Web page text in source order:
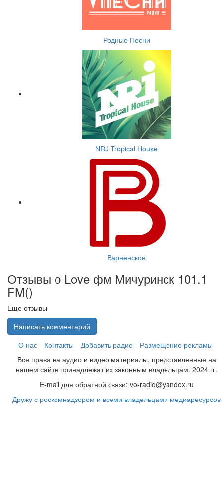
Родные Песни
NRJ Tropical House
Варненское
Отзывы о Love фм Мичуринск 101.1
FM()
Еще отзывы
Написать комментарий
О нас
Контакты Добавить радио
Размещение рекламы
Все права на аудио и видео материалы, представленные на
нашем сайте принадлежат их законным владельцам. 2024 гг.
E-mail для обратной связи: vo-radio@yandex.ru
Дружу с роскомнадзором и всеми владельцами медиаресурсов